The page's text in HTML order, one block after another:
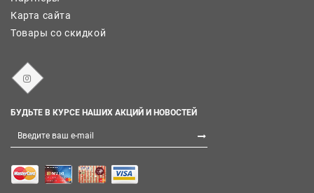
Карта сайта
Товары со скидкой
БУДЬТЕ В КУРСЕ НАШИХ АКЦИЙ И НОВОСТЕЙ